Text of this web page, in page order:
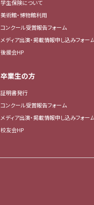
学生保険について
美術館・博物館利用
コンクール受賞報告フォーム
メディア出演・掲載情報申し込みフォー
後援会HP
卒業生の方
証明書発行
コンクール受賞報告フォーム
メディア出演・掲載情報申し込みフォー
校友会HP